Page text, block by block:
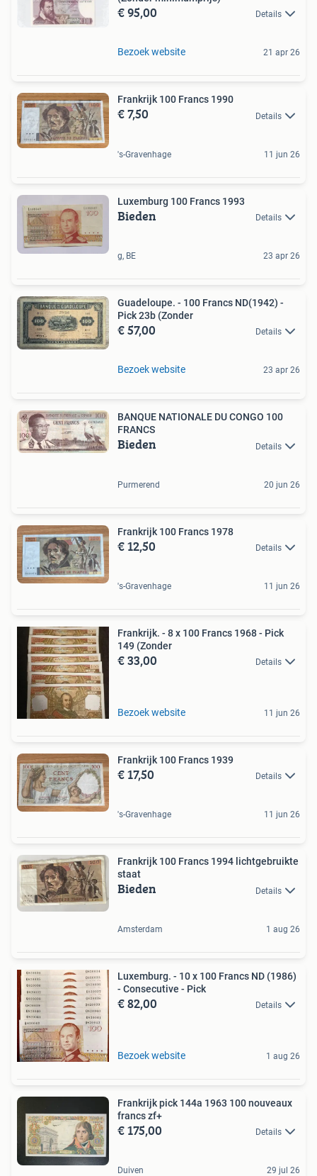
€ 95,00 Details
Bezoek website 21 apr 26
Frankrijk 100 Francs 1990
€ 7,50 Details
's-Gravenhage 11 jun 26
Luxemburg 100 Francs 1993
Bieden Details
g, BE 23 apr 26
Guadeloupe. - 100 Francs ND(1942) -
Pick 23b (Zonder
€ 57,00 Details
Bezoek website 23 apr 26
BANQUE NATIONALE DU CONGO 100
FRANCS
Bieden Details
Purmerend 20 jun 26
Frankrijk 100 Francs 1978
€ 12,50 Details
's-Gravenhage 11 jun 26
Frankrijk. - 8 x 100 Francs 1968 - Pick
149 (Zonder
€ 33,00 Details
Bezoek website 11 jun 26
Frankrijk 100 Francs 1939
€ 17,50 Details
's-Gravenhage 11 jun 26
Frankrijk 100 Francs 1994 lichtgebruikte
staat
Bieden Details
Amsterdam 1 aug 26
Luxemburg. - 10 x 100 Francs ND (1986)
- Consecutive - Pick
€ 82,00 Details
Bezoek website 1 aug 26
Frankrijk pick 144a 1963 100 nouveaux
francs zf+
€ 175,00 Details
Duiven 29 jul 26